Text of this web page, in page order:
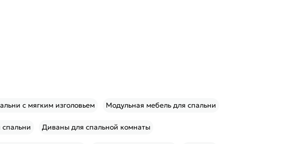
с мягким изголовьем Модульная мебель для спальни
Диваны для спальной комнаты